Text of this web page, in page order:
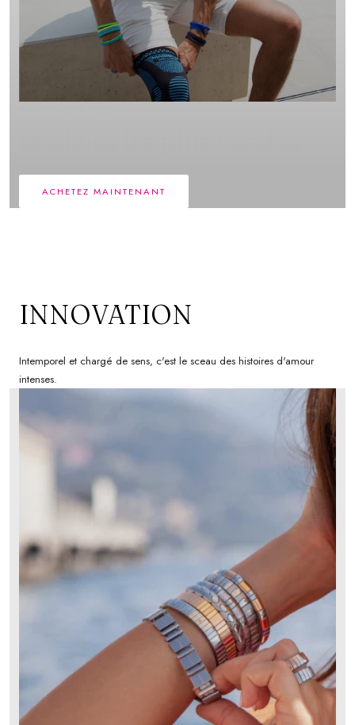
ACHETEZ MAINTENANT
INNOVATION
Intemporel et chargé de sens, c'est le sceau des histoires d'amour
intenses.